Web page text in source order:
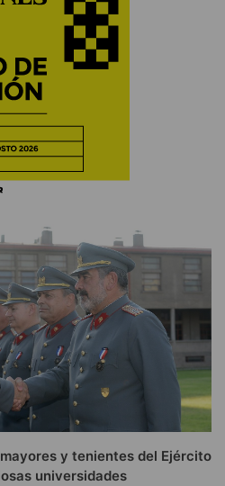
y tenientes del Ejército
universidades